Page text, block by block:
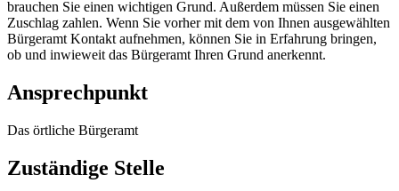
brauchen Sie einen wichtigen Grund. Außerdem müssen Sie einen
Zuschlag zahlen. Wenn Sie vorher mit dem von Ihnen ausgewählten
Bürgeramt Kontakt aufnehmen, können Sie in Erfahrung bringen,
ob und inwieweit das Bürgeramt Ihren Grund anerkennt.
Ansprechpunkt
Das örtliche Bürgeramt
Zuständige Stelle